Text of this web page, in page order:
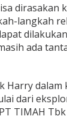
dirasakan
langkah
ada
Harry dalam
dari
TIMAH